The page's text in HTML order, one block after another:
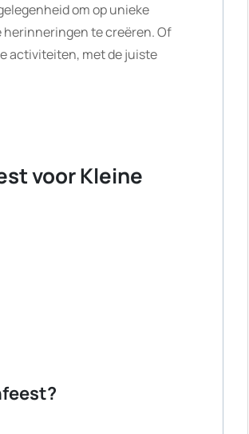
om op unieke
herinneringen te creëren. Of
activiteiten, met de juiste
voor Kleine